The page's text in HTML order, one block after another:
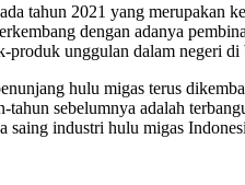
tahun 2021 yang merupakan
dengan adanya
unggulan dalam negeri di
hulu migas terus
sebelumnya adalah
industri hulu migas